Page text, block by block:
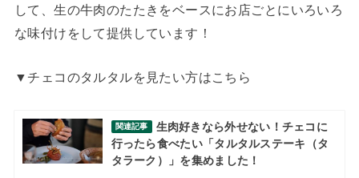
して、生の牛肉のたたきをベースにお店ごとにいろいろ
な味付けをして提供しています！
▼チェコのタルタルを見たい方はこちら
関連記事
生肉好きなら外せない！チェコに
行ったら食べたい「タルタルステーキ（タ
タラーク）」を集めました！